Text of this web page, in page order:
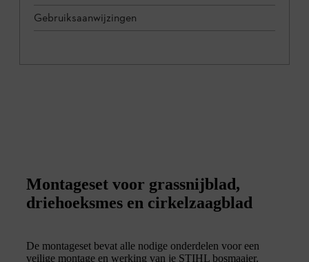
Gebruiksaanwijzingen
Montageset voor grassnijblad,
driehoeksmes en cirkelzaagblad
De montageset bevat alle nodige onderdelen voor een
veilige montage en werking van je STIHL bosmaaier.